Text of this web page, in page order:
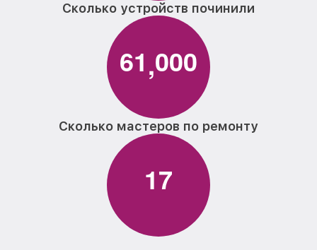
Сколько устройств починили
61,000
Сколько мастеров по ремонту
17